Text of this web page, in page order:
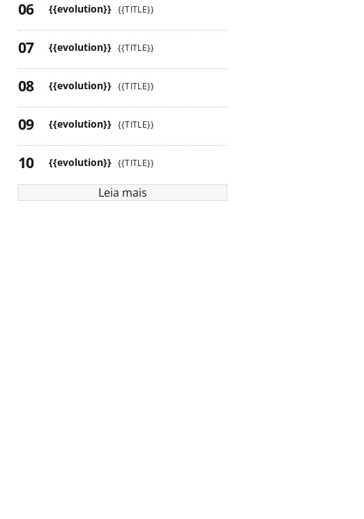
{{evolution}} {{TITLE}}
{{evolution}} {{TITLE}}
{{evolution}} {{TITLE}}
{{evolution}} {{TITLE}}
{{evolution}} {{TITLE}}
Leia mais